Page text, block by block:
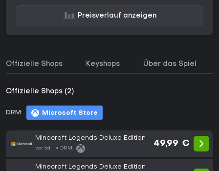
Preisverlauf anzeigen
Offizielle Shops Keyshops Über das Spiel
Offizielle Shops (2)
DRM: Microsoft Store
Minecraft Legends Deluxe Edition
vor 6d DRM:
49,99 €
Minecraft Legends Deluxe Edition